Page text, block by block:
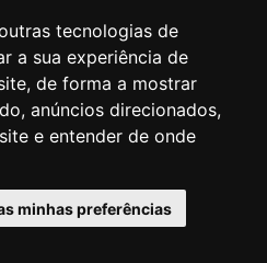
tecnologias de
a sua experiência de
de forma a mostrar
anúncios direcionados,
e entender de onde
minhas preferências
DE EDUCAÇÃO
- Guarulhos/SP CEP 07113-040
*55 11 2475-7300